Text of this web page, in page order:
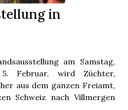
in
am Samstag,
Februar, wird Züchter,
aus dem ganzen Freiamt,
Schweiz nach Villmergen